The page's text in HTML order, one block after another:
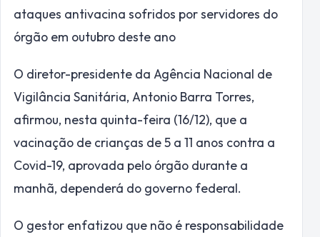
ataques antivacina sofridos por servidores do
órgão em outubro deste ano
O diretor-presidente da Agência Nacional de
Vigilância Sanitária, Antonio Barra Torres,
afirmou, nesta quinta-feira (16/12), que a
vacinação de crianças de 5 a 11 anos contra a
Covid-19, aprovada pelo órgão durante a
manhã, dependerá do governo federal.
O gestor enfatizou que não é responsabilidade